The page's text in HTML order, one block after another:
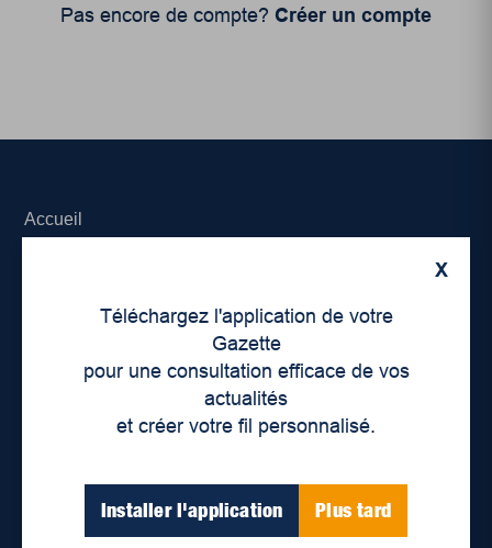
Pas encore de compte? Créer un compte
X
Téléchargez l'application de votre
Gazette
pour une consultation efficace de vos
actualités
et créer votre fil personnalisé.
Installer l'application Plus tard
Accueil
Déontologie et confidentialité
Devenir partenaire
Lieux de distribution
Nous joindre
Parutions numériques